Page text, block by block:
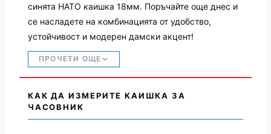
синята НАТО каишка 18мм. Поръчайте още днес и
се насладете на комбинацията от удобство,
устойчивост и модерен дамски акцент!
ПРОЧЕТИ ОЩЕ
КАК ДА ИЗМЕРИТЕ КАИШКА ЗА
ЧАСОВНИК